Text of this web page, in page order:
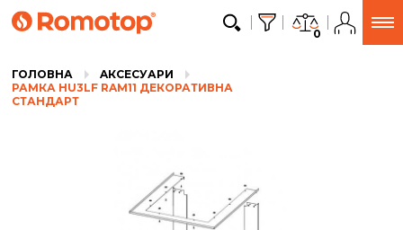
0
ГОЛОВНА
AКСЕСУАРИ
РАМКА HU3LF RAM11 ДЕКОРАТИВНА
СТАНДАРТ